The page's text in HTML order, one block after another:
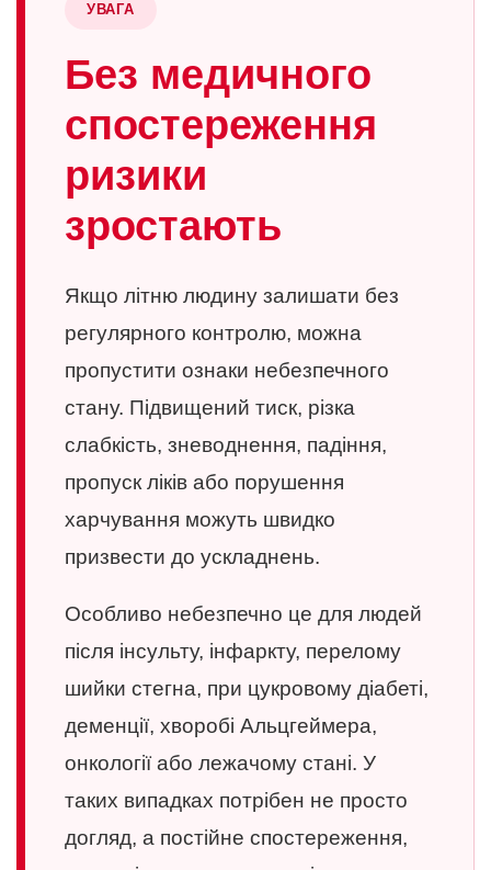
УВАГА
Без медичного
спостереження
ризики
зростають
Якщо літню людину залишати без
регулярного контролю, можна
пропустити ознаки небезпечного
стану. Підвищений тиск, різка
слабкість, зневоднення, падіння,
пропуск ліків або порушення
харчування можуть швидко
призвести до ускладнень.
Особливо небезпечно це для людей
після інсульту, інфаркту, перелому
шийки стегна, при цукровому діабеті,
деменції, хворобі Альцгеймера,
онкології або лежачому стані. У
таких випадках потрібен не просто
догляд, а постійне спостереження,